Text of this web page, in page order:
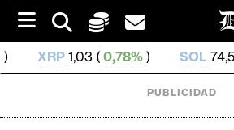
i
p
t
o
( 0,78%) SOL74,58 ( 2,27% )
PUBLICIDAD